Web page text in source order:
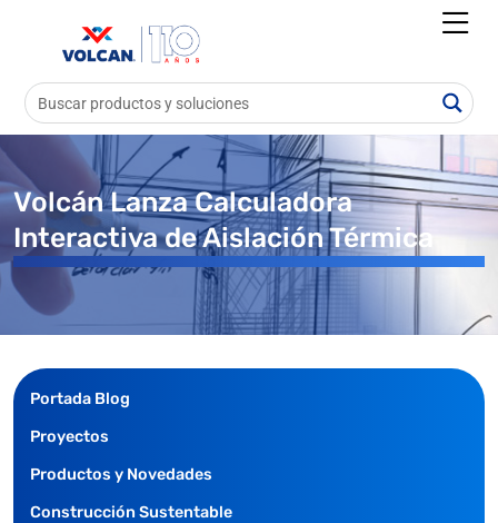
Volcán Lanza Calculadora
Interactiva de Aislación Térmica
Portada Blog
Proyectos
Productos y Novedades
Construcción Sustentable